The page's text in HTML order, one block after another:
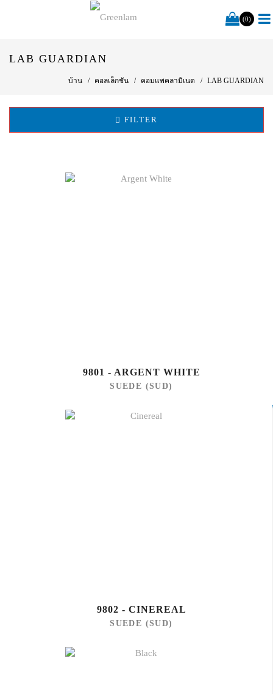
(0)
LAB GUARDIAN
บ้าน คอลเล็กชัน คอมแพคลามิเนต LAB GUARDIAN
FILTER
9801 - ARGENT WHITE
SUEDE (SUD)
9802 - CINEREAL
SUEDE (SUD)